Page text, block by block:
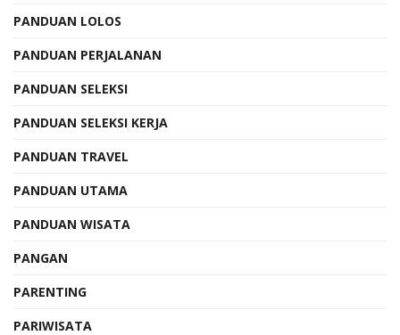
PANDUAN LOLOS
PANDUAN PERJALANAN
PANDUAN SELEKSI
PANDUAN SELEKSI KERJA
PANDUAN TRAVEL
PANDUAN UTAMA
PANDUAN WISATA
PANGAN
PARENTING
PARIWISATA